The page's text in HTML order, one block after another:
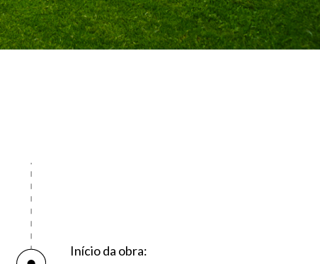
Início da obra: